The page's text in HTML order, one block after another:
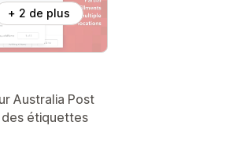
+ 2 de plus
Australia Post
des étiquettes